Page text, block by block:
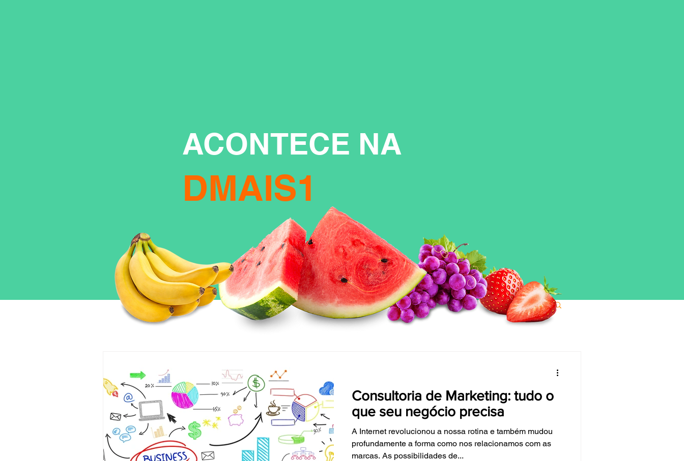
ACONTECE NA
DMAIS1
Consultoria de Marketing: tudo o
que seu negócio precisa
A Internet revolucionou a nossa rotina e também mudou
profundamente a forma como nos relacionamos com as
marcas. As possibilidades de...